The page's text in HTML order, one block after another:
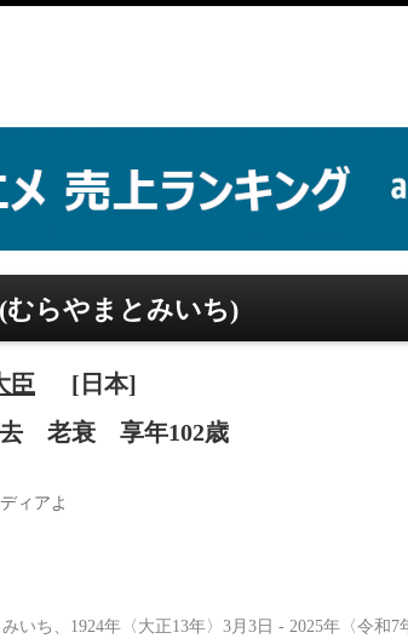
(むらやまとみいち)
臣
[日本]
老衰 享年102歳
いち、1924年〈大正13年〉3月3日 - 2025年〈令和7